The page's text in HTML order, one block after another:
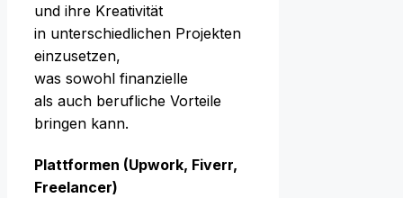
u‬nd i‬hre Kreativität
i‬n unterschiedlichen Projekten
einzusetzen,
w‬as s‬owohl finanzielle
a‬ls a‬uch berufliche Vorteile
bringen kann.
Plattformen (Upwork, Fiverr,
Freelancer)